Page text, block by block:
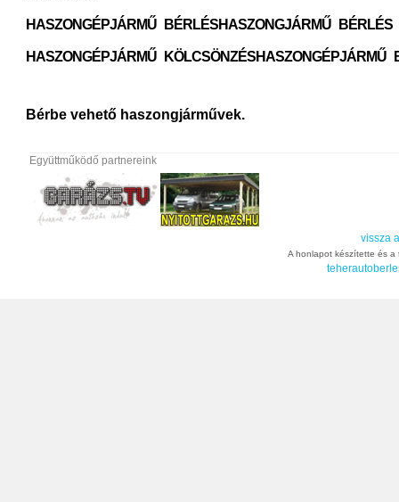
HASZONGÉPJÁRMŰ BÉRLÉSHASZONGJÁRMŰ BÉRLÉS
HASZONGÉPJÁRMŰ KÖLCSÖNZÉSHASZONGÉPJÁRMŰ
Bérbe vehető haszongjárművek.
Együttműködő partnereink
vissza
A honlapot készítette és